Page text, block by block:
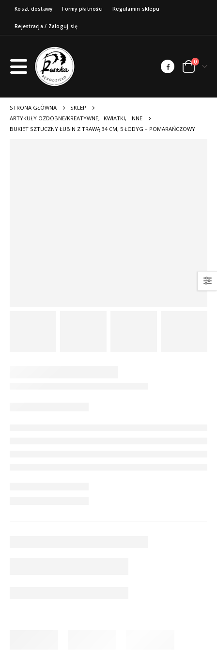
Koszt dostawy Formy płatności Regulamin sklepu
Rejestracja / Zaloguj się
0
STRONA GŁÓWNA
SKLEP
ARTYKUŁY OZDOBNE/KREATYWNE, KWIATKI,
INNE
BUKIET SZTUCZNY ŁUBIN Z TRAWĄ 34 CM, 5 ŁODYG – POMARAŃCZOWY